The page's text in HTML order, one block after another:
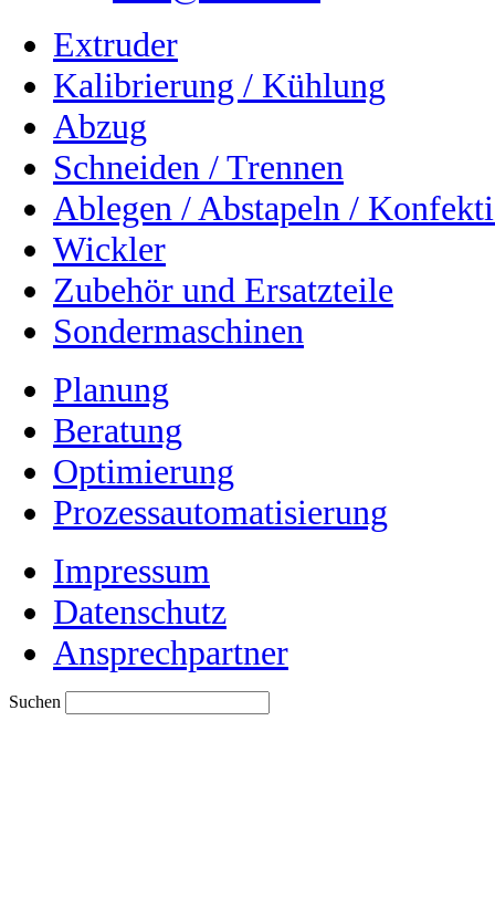
Extruder
Kalibrierung / Kühlung
Abzug
Schneiden / Trennen
Ablegen / Abstapeln /
Wickler
Zubehör und Ersatzteile
Sondermaschinen
Planung
Beratung
Optimierung
Prozessautomatisierung
Impressum
Datenschutz
Ansprechpartner
Suchen